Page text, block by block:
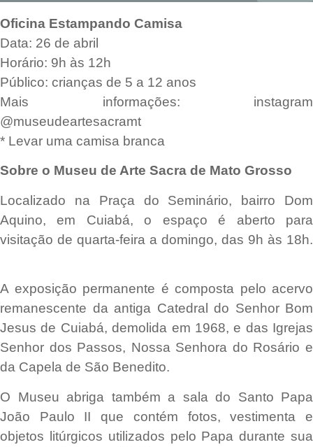
Oficina Estampando Camisa
Data: 26 de abril
Horário: 9h às 12h
Público: crianças de 5 a 12 anos
Mais informações: instagram
@museudeartesacramt
* Levar uma camisa branca
Sobre o Museu de Arte Sacra de Mato Grosso
Localizado na Praça do Seminário, bairro Dom
Aquino, em Cuiabá, o espaço é aberto para
visitação de quarta-feira a domingo, das 9h às 18h.
A exposição permanente é composta pelo acervo
remanescente da antiga Catedral do Senhor Bom
Jesus de Cuiabá, demolida em 1968, e das Igrejas
Senhor dos Passos, Nossa Senhora do Rosário e
da Capela de São Benedito.
O Museu abriga também a sala do Santo Papa
João Paulo II que contém fotos, vestimenta e
objetos litúrgicos utilizados pelo Papa durante sua